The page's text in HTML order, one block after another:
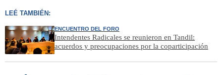
LEÉ TAMBIÉN:
ENCUENTRO DEL FORO
Intendentes Radicales se reunieron en Tandil:
acuerdos y preocupaciones por la coparticipación